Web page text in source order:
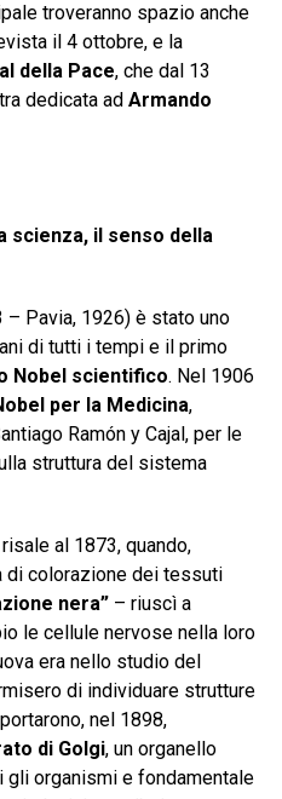
troveranno spazio anche
il 4 ottobre, e la
della Pace, che dal 13
dedicata ad Armando
scienza, il senso della
– Pavia, 1926) è stato uno
di tutti i tempi e il primo
Nobel scientifico. Nel 1906
per la Medicina,
Ramón y Cajal, per le
struttura del sistema
al 1873, quando,
di colorazione dei tessuti
nera”– riuscì a
le cellule nervose nella loro
era nello studio del
di individuare strutture
nel 1898,
di Golgi, un organello
organismi e fondamentale